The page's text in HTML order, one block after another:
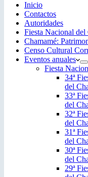
Inicio
Contactos
Autoridades
Fiesta Nacional del
Chamamé:
Censo Cultural
Eventos anuales
Fiesta
34ª
del
33ª
del
32ª
del
31ª
del
30ª
del
29ª